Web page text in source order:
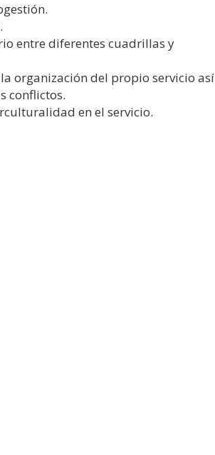
entre diferentes cuadrillas y
organización del propio servicio así
conflictos.
en el servicio.